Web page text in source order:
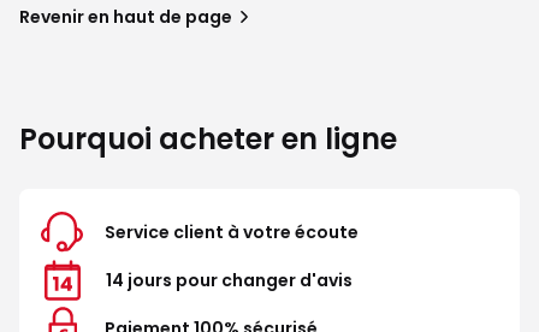
Revenir en haut de page
Pourquoi acheter en ligne
Service client à votre écoute
14 jours pour changer d'avis